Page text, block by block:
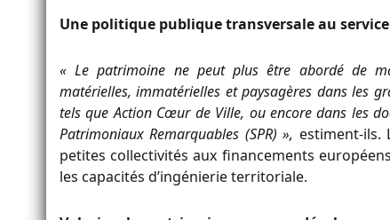
Une politique publique transversale au
« Le patrimoine ne peut plus être abordé de
matérielles, immatérielles et paysagères dans les
tels que Action Cœur de Ville, ou encore dans les
Patrimoniaux Remarquables (SPR) », estiment-ils.
petites collectivités aux financements
les capacités d’ingénierie territoriale.